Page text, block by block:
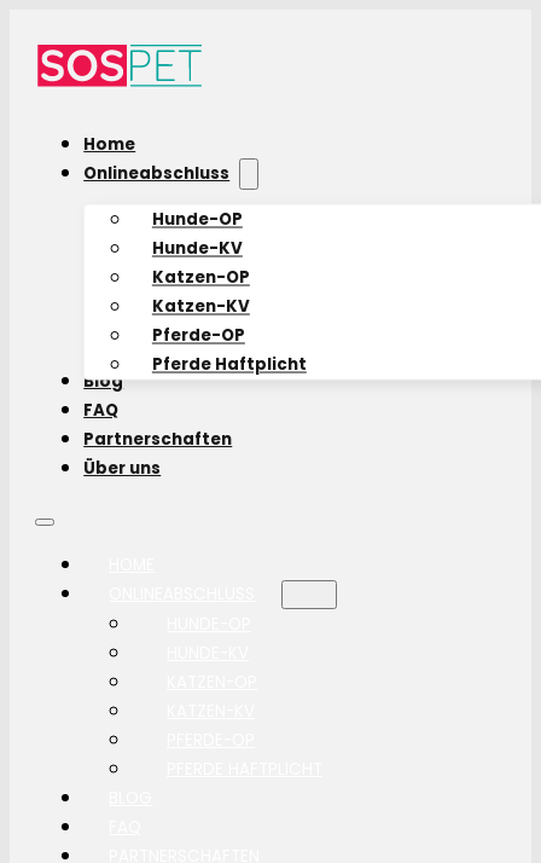
Home
Onlineabschluss
Hunde-OP
Hunde-KV
Katzen-OP
Katzen-KV
Pferde-OP
Pferde Haftplicht
Blog
FAQ
Partnerschaften
Über uns